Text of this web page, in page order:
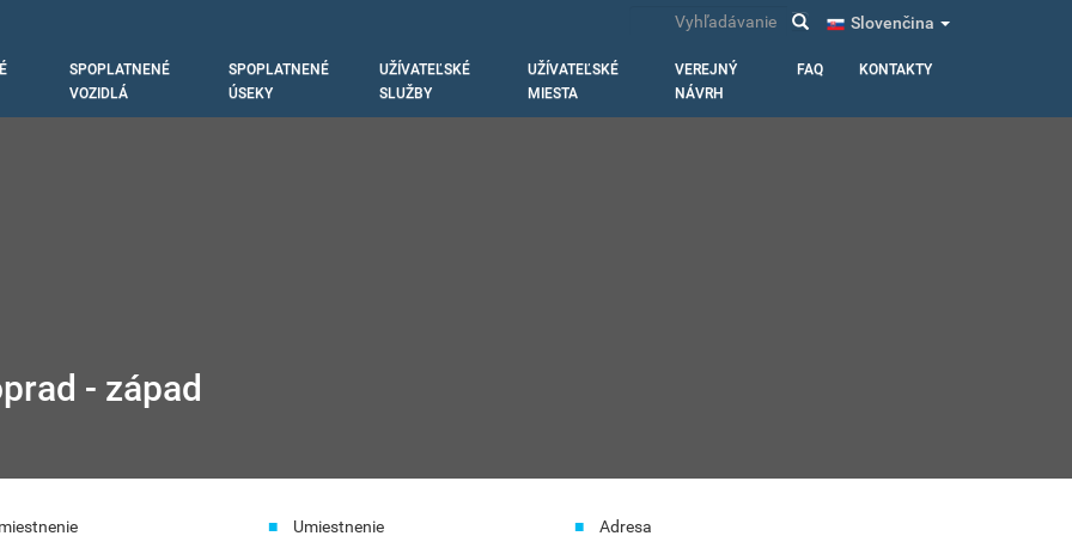
Slovenčina
Vyhľadávanie
SPOPLATNENÉ
VOZIDLÁ
SPOPLATNENÉ
ÚSEKY
UŽÍVATEĽSKÉ
SLUŽBY
UŽÍVATEĽSKÉ
MIESTA
VEREJNÝ
NÁVRH
FAQ KONTAKTY
- západ
Umiestnenie
Adresa